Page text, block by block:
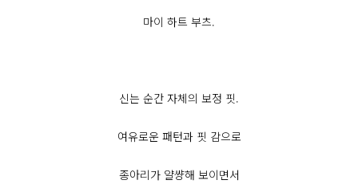
마이 하트 부츠.
신는 순간 자체의 보정 핏.
여유로운 패턴과 핏 감으로
종아리가 얄썅해 보이면서